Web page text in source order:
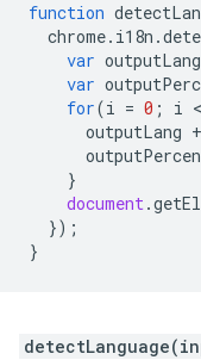
function
chrome. i18n .
var outputLang
var
for(i = 0 ; i <
outputLang
}
document.
});
}